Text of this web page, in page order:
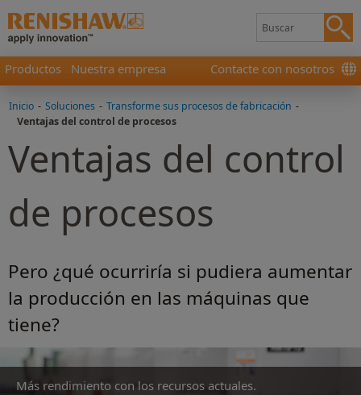
Productos Nuestra empresa Contacte con nosotros
Inicio - Soluciones - Transforme sus procesos de fabricación -
Ventajas del control de procesos
Ventajas del control
de procesos
Pero ¿qué ocurriría si pudiera aumentar
la producción en las máquinas que
tiene?
Más rendimiento con los recursos actuales.